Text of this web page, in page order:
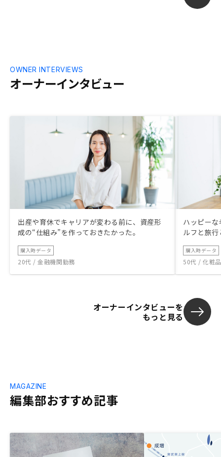
だけるとスム
オーナーインタビュー
OWNER INTERVIEWS
出産や育休でキャリアが変わる前に、資産形
成の“仕組み”を作っておきたかった。
購入時データ
20代 / 金融機関勤務
ハッピー
ルフと旅
購入時データ
50代 / 化粧
オーナーインタビューを
もっと見る
編集部おすすめ記事
MAGAZINE